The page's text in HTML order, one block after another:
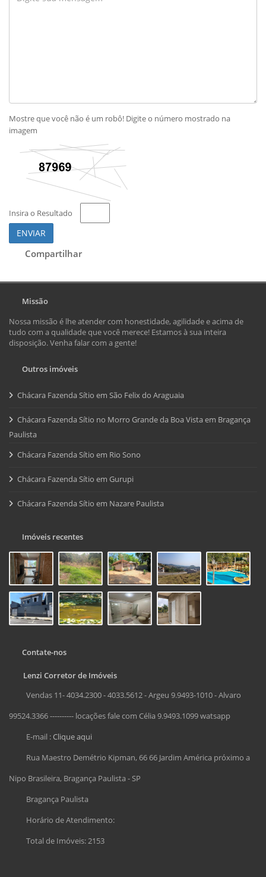
Mostre que você não é um robô! Digite o número mostrado na
imagem
Insira o Resultado
ENVIAR
Compartilhar
Missão
Nossa missão é lhe atender com honestidade, agilidade e acima de
tudo com a qualidade que você merece! Estamos à sua inteira
disposição. Venha falar com a gente!
Outros imóveis
Chácara Fazenda Sítio em São Felix do Araguaia
Chácara Fazenda Sítio no Morro Grande da Boa Vista em Bragança
Paulista
Chácara Fazenda Sítio em Rio Sono
Chácara Fazenda Sítio em Gurupi
Chácara Fazenda Sítio em Nazare Paulista
Imóveis recentes
Contate-nos
Lenzi Corretor de Imóveis
Vendas 11- 4034.2300 - 4033.5612 - Argeu 9.9493-1010 - Alvaro
99524.3366 ---------- locações fale com Célia 9.9493.1099 watsapp
E-mail :Clique aqui
Rua Maestro Demétrio Kipman, 66 66 Jardim América próximo a
Nipo Brasileira, Bragança Paulista - SP
Bragança Paulista
Horário de Atendimento:
Total de Imóveis: 2153